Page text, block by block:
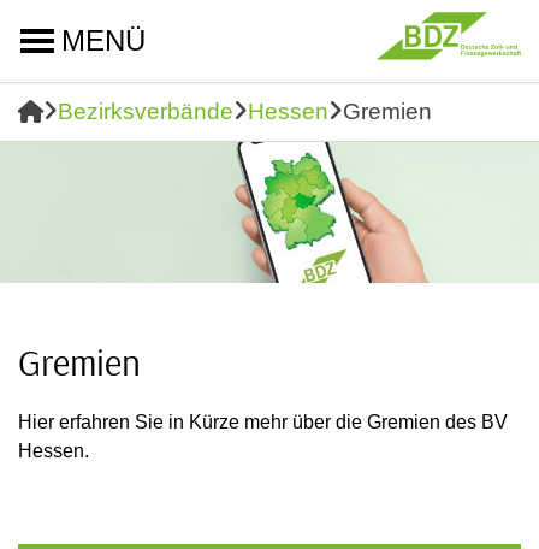
MENÜ
Bezirksverbände Hessen Gremien
Gremien
Hier erfahren Sie in Kürze mehr über die Gremien des BV
Hessen.